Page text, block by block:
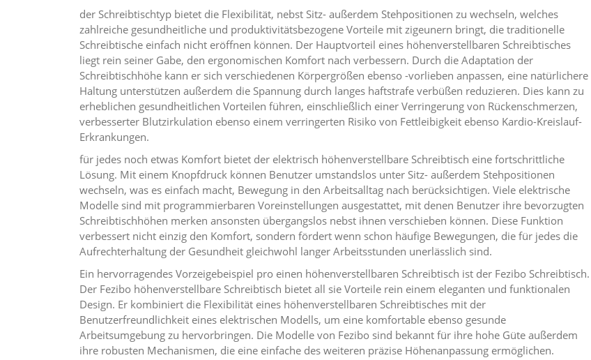
der Schreibtischtyp bietet die Flexibilität, nebst Sitz- außerdem Stehpositionen zu wechseln, welches
zahlreiche gesundheitliche und produktivitätsbezogene Vorteile mit zigeunern bringt, die traditionelle
Schreibtische einfach nicht eröffnen können. Der Hauptvorteil eines höhenverstellbaren Schreibtisches
liegt rein seiner Gabe, den ergonomischen Komfort nach verbessern. Durch die Adaptation der
Schreibtischhöhe kann er sich verschiedenen Körpergrößen ebenso -vorlieben anpassen, eine natürlichere
Haltung unterstützen außerdem die Spannung durch langes haftstrafe verbüßen reduzieren. Dies kann zu
erheblichen gesundheitlichen Vorteilen führen, einschließlich einer Verringerung von Rückenschmerzen,
verbesserter Blutzirkulation ebenso einem verringerten Risiko von Fettleibigkeit ebenso Kardio-Kreislauf-
Erkrankungen.
für jedes noch etwas Komfort bietet der elektrisch höhenverstellbare Schreibtisch eine fortschrittliche
Lösung. Mit einem Knopfdruck können Benutzer umstandslos unter Sitz- außerdem Stehpositionen
wechseln, was es einfach macht, Bewegung in den Arbeitsalltag nach berücksichtigen. Viele elektrische
Modelle sind mit programmierbaren Voreinstellungen ausgestattet, mit denen Benutzer ihre bevorzugten
Schreibtischhöhen merken ansonsten übergangslos nebst ihnen verschieben können. Diese Funktion
verbessert nicht einzig den Komfort, sondern fördert wenn schon häufige Bewegungen, die für jedes die
Aufrechterhaltung der Gesundheit gleichwohl langer Arbeitsstunden unerlässlich sind.
Ein hervorragendes Vorzeigebeispiel pro einen höhenverstellbaren Schreibtisch ist der Fezibo Schreibtisch.
Der Fezibo höhenverstellbare Schreibtisch bietet all sie Vorteile rein einem eleganten und funktionalen
Design. Er kombiniert die Flexibilität eines höhenverstellbaren Schreibtisches mit der
Benutzerfreundlichkeit eines elektrischen Modells, um eine komfortable ebenso gesunde
Arbeitsumgebung zu hervorbringen. Die Modelle von Fezibo sind bekannt für ihre hohe Güte außerdem
ihre robusten Mechanismen, die eine einfache des weiteren präzise Höhenanpassung ermöglichen.